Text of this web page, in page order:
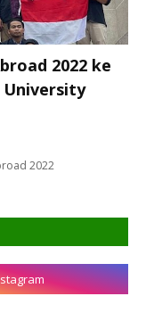
2022 ke
University
2022